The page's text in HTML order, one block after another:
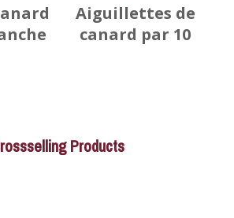
Aiguillettes de
canard par 10
Products